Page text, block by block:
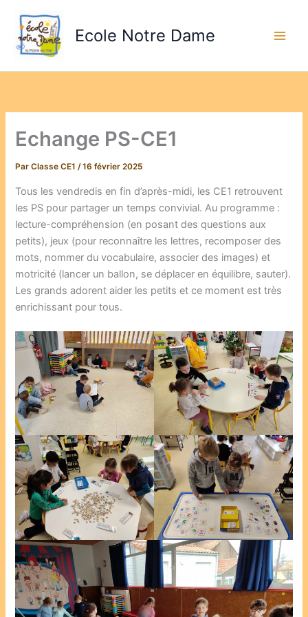
contenu
Ecole Notre Dame
Echange PS-CE1
ParClasse CE1/16 février 2025
Tous les vendredis en fin d’après-midi, les CE1 retrouvent
les PS pour partager un temps convivial. Au programme :
lecture-compréhension (en posant des questions aux
petits), jeux (pour reconnaître les lettres, recomposer des
mots, nommer du vocabulaire, associer des images) et
motricité (lancer un ballon, se déplacer en équilibre, sauter).
Les grands adorent aider les petits et ce moment est très
enrichissant pour tous.